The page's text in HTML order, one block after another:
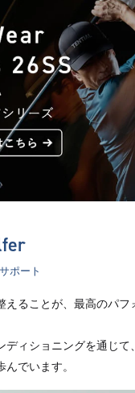
ポート
えることが、最高のパフ
ディショニングを通じて
でいます。